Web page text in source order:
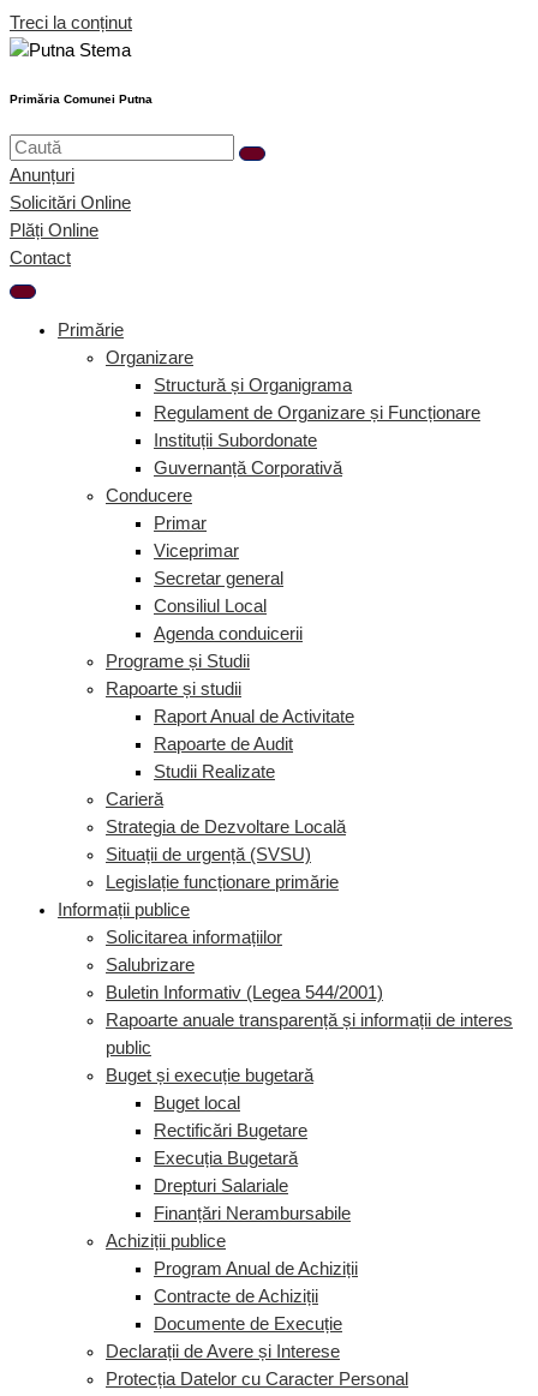
Treci la conținut
Primăria Comunei Putna
Anunțuri
Solicitări Online
Plăți Online
Contact
Primărie
Organizare
Structură și Organigrama
Regulament de Organizare și Funcționare
Instituții Subordonate
Guvernanță Corporativă
Conducere
Primar
Viceprimar
Secretar general
Consiliul Local
Agenda conduicerii
Programe și Studii
Rapoarte și studii
Raport Anual de Activitate
Rapoarte de Audit
Studii Realizate
Carieră
Strategia de Dezvoltare Locală
Situații de urgență (SVSU)
Legislație funcționare primărie
Informații publice
Solicitarea informațiilor
Salubrizare
Buletin Informativ (Legea 544/2001)
Rapoarte anuale transparență și informații de interes
public
Buget și execuție bugetară
Buget local
Rectificări Bugetare
Execuția Bugetară
Drepturi Salariale
Finanțări Nerambursabile
Achiziții publice
Program Anual de Achiziții
Contracte de Achiziții
Documente de Execuție
Declarații de Avere și Interese
Protecția Datelor cu Caracter Personal